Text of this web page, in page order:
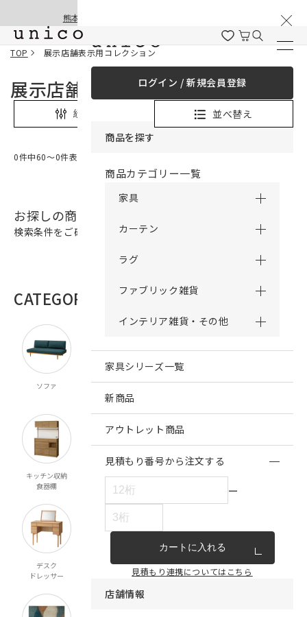
熊本地震の影響による配送遅延と停止について
ログイン / 新規会員登録
商品を探す
商品カテゴリー一覧
家具
カーテン
ラグ
ファブリック雑貨
インテリア雑貨・その他
家具シリーズ一覧
新商品
アウトレット商品
見積もり番号から注文する
ー
カートに入れる
見積もり連携についてはこちら
店舗情報
TOP 展示店舗表示用コレクション
展示店舗表示用コレクション
絞り込み 並べ替え
0件中60〜0件表示
お探しの商品は見つかりませんでした。
検索条件をご確認の上、再検索をお願いいたします。
CATEGORY
ソファ
チェア・ベンチ
スツール
テーブル ダイニング
キッチン収納
食器棚
リビング収納 テレビボード
デスク
ドレッサー
ミラー ペット対応 こたつ